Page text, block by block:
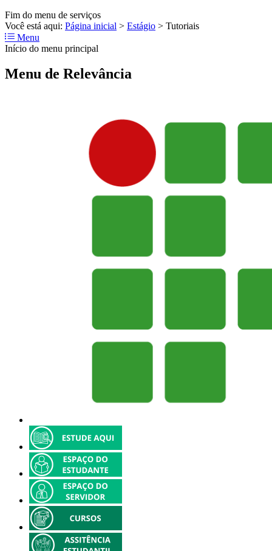
Fim do menu de serviços
Você está aqui: Página inicial > Estágio > Tutoriais
Menu
Início do menu principal
Menu de Relevância